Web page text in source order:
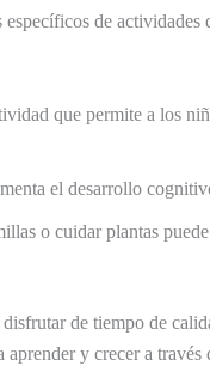
de actividades
que permite a los
el desarrollo
o cuidar plantas
de tiempo de
y crecer a través